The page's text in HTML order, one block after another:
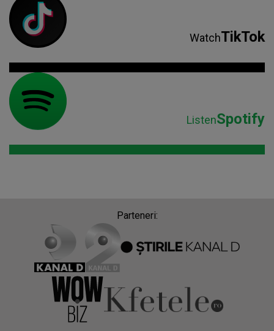
WatchTikTok
ListenSpotify
Parteneri: